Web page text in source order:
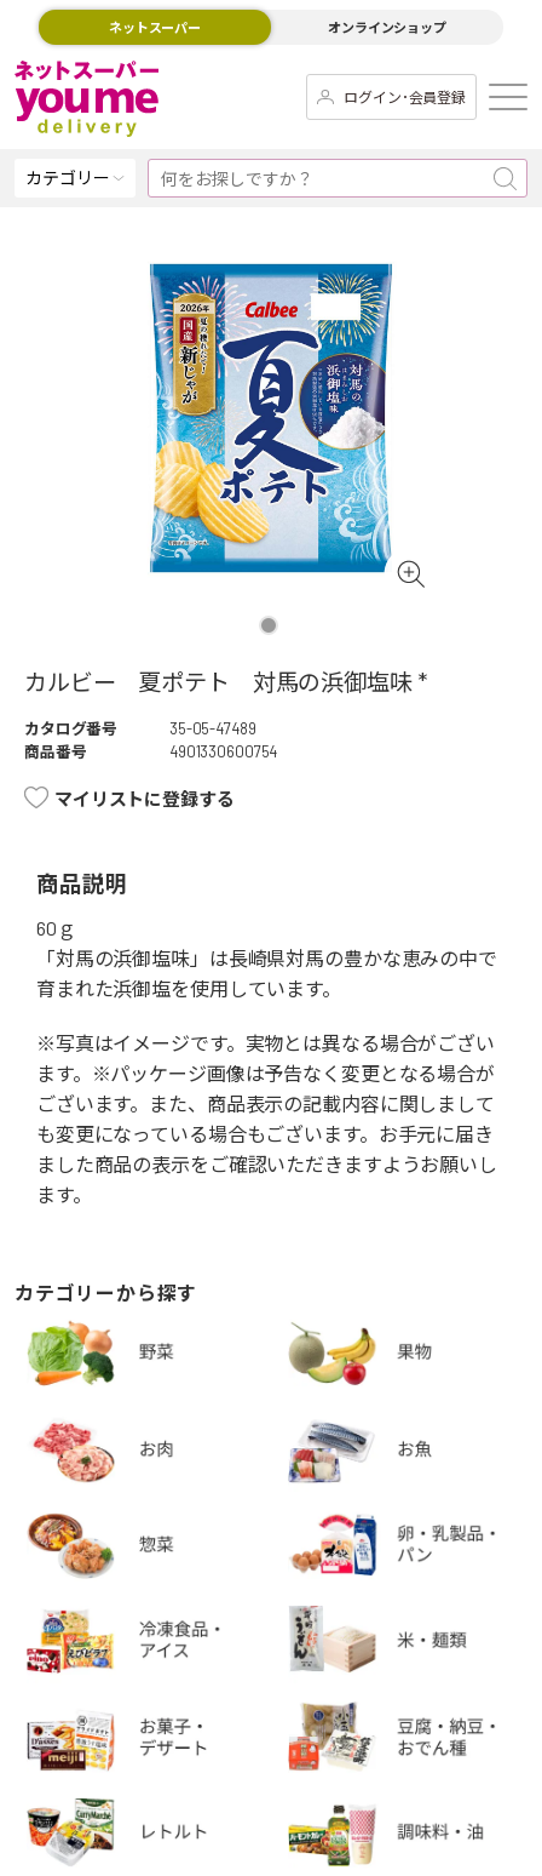
ネットスーパー オンラインショップ
ログイン･会員登録
カテゴリー
カルビー 夏ポテト 対馬の浜御塩味 *
カタログ番号
35-05-47489
商品番号
4901330600754
マイリストに登録する
商品説明
60ｇ
「対馬の浜御塩味」は長崎県対馬の豊かな恵みの中で
育まれた浜御塩を使用しています。
※写真はイメージです。実物とは異なる場合がござい
ます。※パッケージ画像は予告なく変更となる場合が
ございます。また、商品表示の記載内容に関しまして
も変更になっている場合もございます。お手元に届き
ました商品の表示をご確認いただきますようお願いし
ます。
カテゴリーから探す